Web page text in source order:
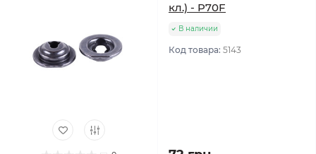
кл.) - P70F
В наличии
Код товара: 5143